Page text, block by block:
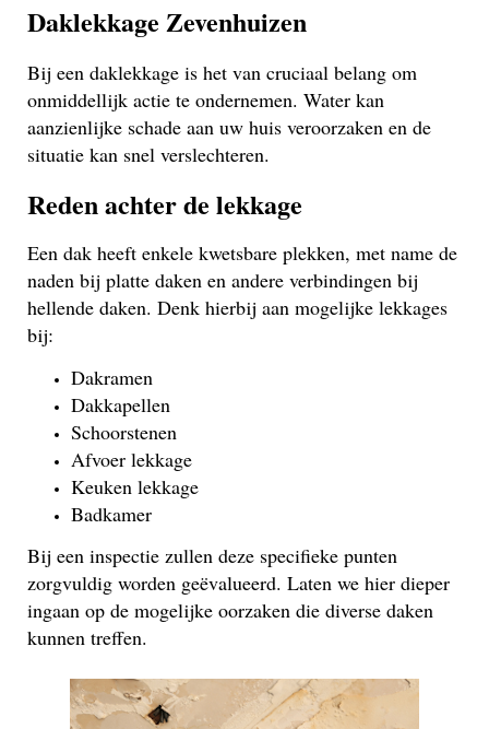
Daklekkage Zevenhuizen
Bij een daklekkage is het van cruciaal belang om
onmiddellijk actie te ondernemen. Water kan
aanzienlijke schade aan uw huis veroorzaken en de
situatie kan snel verslechteren.
Reden achter de lekkage
Een dak heeft enkele kwetsbare plekken, met name de
naden bij platte daken en andere verbindingen bij
hellende daken. Denk hierbij aan mogelijke lekkages
bij:
Dakramen
Dakkapellen
Schoorstenen
Afvoer lekkage
Keuken lekkage
Badkamer
Bij een inspectie zullen deze specifieke punten
zorgvuldig worden geëvalueerd. Laten we hier dieper
ingaan op de mogelijke oorzaken die diverse daken
kunnen treffen.